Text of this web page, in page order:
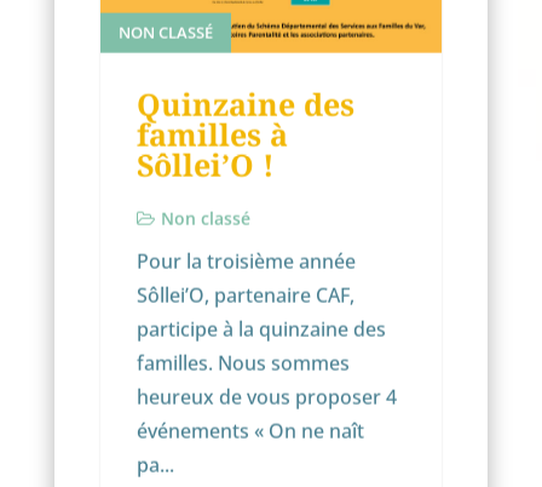
NON CLASSÉ
Quinzaine des
familles à
Sôllei’O !
Non classé
Pour la troisième année
Sôllei’O, partenaire CAF,
participe à la quinzaine des
familles. Nous sommes
heureux de vous proposer 4
événements « On ne naît
pa...